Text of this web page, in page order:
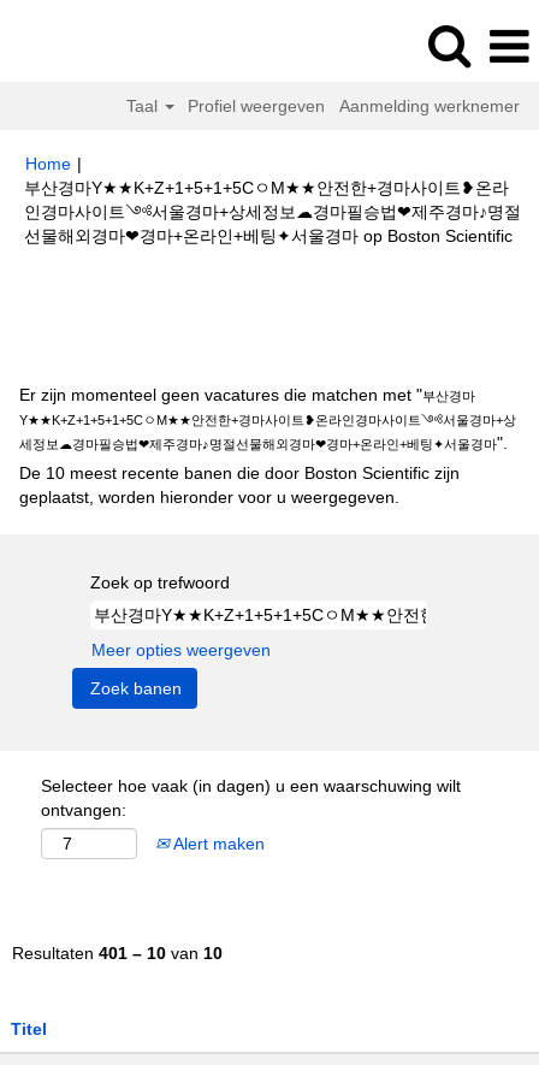
Taal Profiel weergeven Aanmelding werknemer
Home |
부산경마Y★★K+Z+1+5+1+5CㅇM★★안전한+경마사이트❥온라
인경마사이트༺서울경마+상세정보☁경마필승법❤제주경마♪명절
선물해외경마❤경마+온라인+베팅✦서울경마 op Boston Scientific
Er zijn momenteel geen vacatures die matchen met "부산경마
Y★★K+Z+1+5+1+5CㅇM★★안전한+경마사이트❥온라인경마사이트༺서울경마+상
세정보☁경마필승법❤제주경마♪명절선물해외경마❤경마+온라인+베팅✦서울경마".
De 10 meest recente banen die door Boston Scientific zijn
geplaatst, worden hieronder voor u weergegeven.
Zoek op trefwoord
Meer opties weergeven
Selecteer hoe vaak (in dagen) u een waarschuwing wilt
ontvangen:
Alert maken
Resultaten 401 – 10 van 10
Titel